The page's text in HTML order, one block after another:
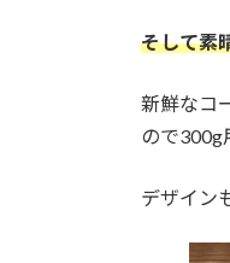
そして素
新鮮なコ
ので300g
デザイン